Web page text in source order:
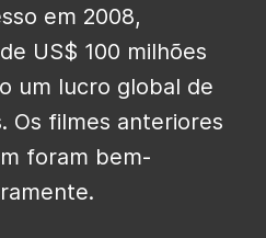
em 2008,
US$ 100 milhões
um lucro global de
Os filmes anteriores
foram bem-